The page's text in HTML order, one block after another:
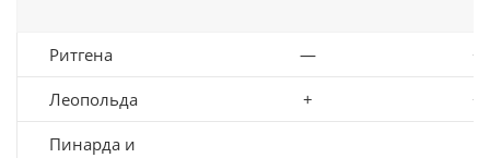
Ритгена — +
Леопольда + +
Пинарда и